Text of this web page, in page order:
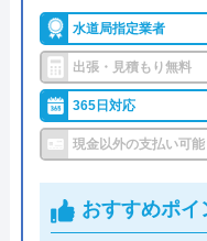
対応エリア 全
水のトラブル
の理由
水のトラブルサポ
中無休で営業して
ム、チャット)にて
水道局指定業者
出張・見積もり無料
365日対応
現金以外の支払い可能
おすすめポイ